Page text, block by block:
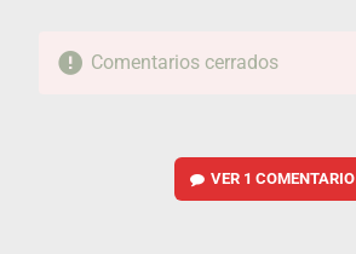
Comentarios cerrados
VER 1 COMENTARIO